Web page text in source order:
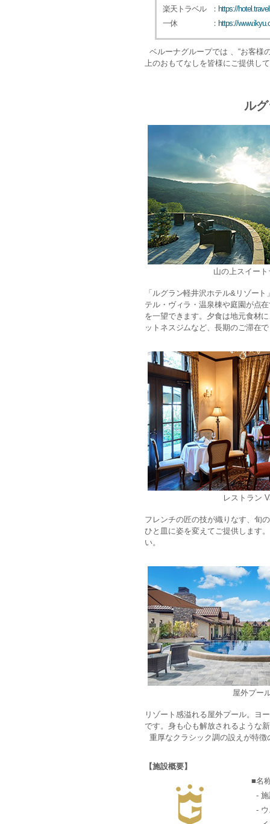
楽天トラベル
： https://
一休
： https://
ベルーナグループでは 、“お客様
上のおもてなしを皆様にご提供し
ル
山の上スイー
「ルグラン軽井沢ホテル&リゾー
テル・ヴィラ・温泉棟や庭園が点
を一望できます。夕食は地元食材
ットネスジムなど、長期のご滞在
レストラン
フレンチの匠の技が織りなす、旬
ひと皿に姿を変えてご提供します
い。
屋外プー
リゾート感溢れる屋外プール。ヨ
です。身も心も解放されるような
重厚なクラシック調の設えが特
【施設概要】
■名
-
-